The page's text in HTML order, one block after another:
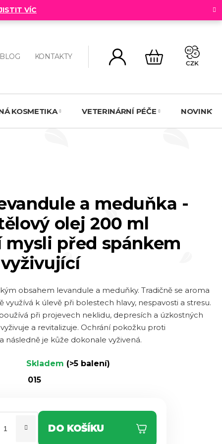
VÍC
KONTAKTY
NÁKUPNÍ
KOŠÍK
CZK
KOSMETIKA VETERINÁRNÍ PÉČE NOVINKY
a meduňka -
olej 200 ml
před spánkem
obsahem levandule a meduňky. Tradičně se aroma
k úlevě při bolestech hlavy, nespavosti a stresu.
při projevech neklidu, depresích a úzkostných
a revitalizuje. Ochrání pokožku proti
je kůže dokonale vyživená.
Skladem (>5 balení)
015
DO KOŠÍKU